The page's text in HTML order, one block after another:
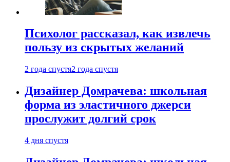
Психолог рассказал, как извлечь
пользу из скрытых желаний
2 года спустя2 года спустя
Дизайнер Домрачева: школьная
форма из эластичного джерси
прослужит долгий срок
4 дня спустя